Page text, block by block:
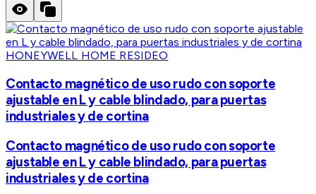
HONEYWELL HOME RESIDEO
Contacto magnético de uso rudo con soporte
ajustable en L y cable blindado, para puertas
industriales y de cortina
Contacto magnético de uso rudo con soporte
ajustable en L y cable blindado, para puertas
industriales y de cortina